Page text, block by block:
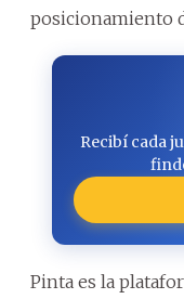
posicionamiento
Recibí cada
Pinta es la